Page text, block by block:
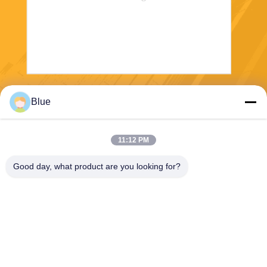
Blue
11:12 PM
Good day, what product are you looking for?